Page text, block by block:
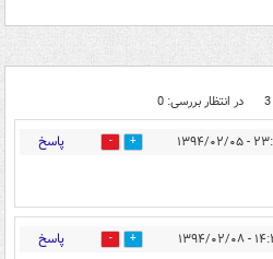
در انتظار بررسی: 0
۰۲/۰۵ 0 پاسخ
۰۲/۰۸ 0 پاسخ